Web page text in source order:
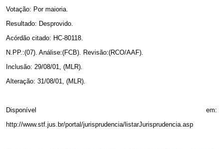
Votação: Por maioria.
Resultado: Desprovido.
Acórdão citado: HC-80118.
N.PP.:(07). Análise:(FCB). Revisão:(RCO/AAF).
Inclusão: 29/08/01, (MLR).
Alteração: 31/08/01, (MLR).
Disponível em:
http://www.stf.jus.br/portal/jurisprudencia/listarJurisprudencia.asp